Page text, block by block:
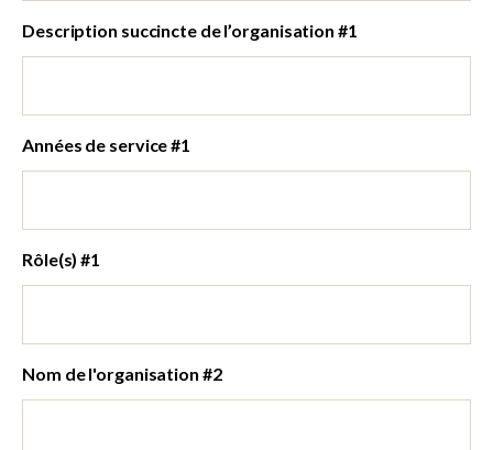
Description succincte de l’organisation #1
Années de service #1
Rôle(s) #1
Nom de l'organisation #2